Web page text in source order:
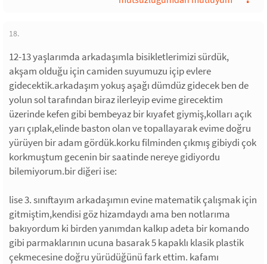
18.
12-13 yaşlarımda arkadaşımla bisikletlerimizi sürdük,
akşam olduğu için camiden suyumuzu içip evlere
gidecektik.arkadaşım yokuş aşağı dümdüz gidecek ben de
yolun sol tarafından biraz ilerleyip evime girecektim
üzerinde kefen gibi bembeyaz bir kıyafet giymiş,kolları açık
yarı çıplak,elinde baston olan ve topallayarak evime doğru
yürüyen bir adam gördük.korku filminden çıkmış gibiydi çok
korkmuştum gecenin bir saatinde nereye gidiyordu
bilemiyorum.bir diğeri ise:
lise 3. sınıftayım arkadaşımın evine matematik çalışmak için
gitmiştim,kendisi göz hizamdaydı ama ben notlarıma
bakıyordum ki birden yanımdan kalkıp adeta bir komando
gibi parmaklarının ucuna basarak 5 kapaklı klasik plastik
çekmecesine doğru yürüdüğünü fark ettim. kafamı